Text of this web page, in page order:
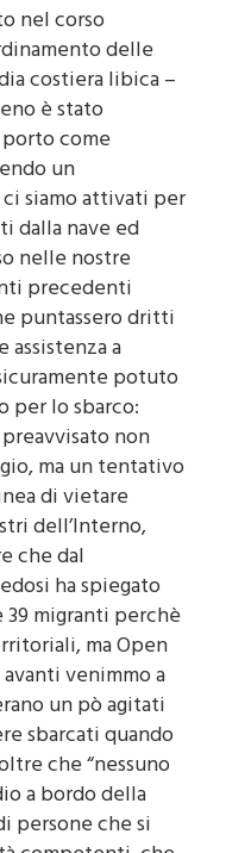
nel corso
delle
costiera libica –
è stato
come
un
siamo attivati per
dalla nave ed
nelle nostre
precedenti
puntassero dritti
assistenza a
potuto
per lo sbarco:
non
ma un tentativo
di vietare
dell’Interno,
che dal
ha spiegato
migranti perchè
ma Open
venimmo a
un pò agitati
sbarcati quando
che “nessuno
a bordo della
persone che si